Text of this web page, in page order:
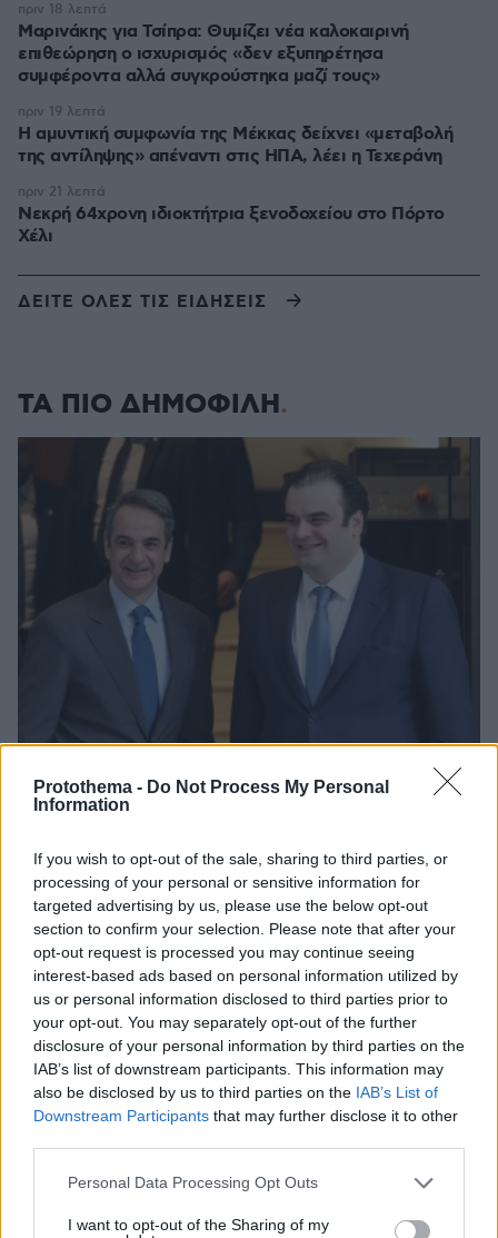
Protothema - Do Not Process My Personal
Information
If you wish to opt-out of the sale, sharing to third parties, or
processing of your personal or sensitive information for
targeted advertising by us, please use the below opt-out
section to confirm your selection. Please note that after your
opt-out request is processed you may continue seeing
interest-based ads based on personal information utilized by
us or personal information disclosed to third parties prior to
your opt-out. You may separately opt-out of the further
disclosure of your personal information by third parties on the
IAB’s list of downstream participants. This information may
also be disclosed by us to third parties on the IAB’s List of
Downstream Participants that may further disclose it to other
Please note that this website/app uses one or more Google
not limited to your visit or usage behaviour. You may click to
Personal Data Processing Opt Outs
I want to opt-out of the Sharing of my
Μαρινάκης για Τσίπρα: Θυμίζει νέα καλοκαιρινή
επιθεώρηση ο ισχυρισμός «δεν εξυπηρέτησα
συμφέροντα αλλά συγκρούστηκα μαζί τους»
πριν 18 λεπτά
Η αμυντική συμφωνία της Μέκκας δείχνει «μεταβολή
της αντίληψης» απέναντι στις ΗΠΑ, λέει η Τεχεράνη
πριν 19 λεπτά
Νεκρή 64χρονη ιδιοκτήτρια ξενοδοχείου στο Πόρτο
Χέλι
πριν 21 λεπτά
ΔΕΙΤΕ ΟΛΕΣ ΤΙΣ ΕΙΔΗΣΕΙΣ
ΤΑ ΠΙΟ ΔΗΜΟΦΙΛΗ
ΔΕΘ τετραετίας με μέτρα για όλους: Τι θα πει ο
Μητσοτάκης στη Θεσσαλονίκη για μισθούς,
συντάξεις, επιχειρήσεις, αγρότες και στεγαστικό
10.08.2026, 08:51